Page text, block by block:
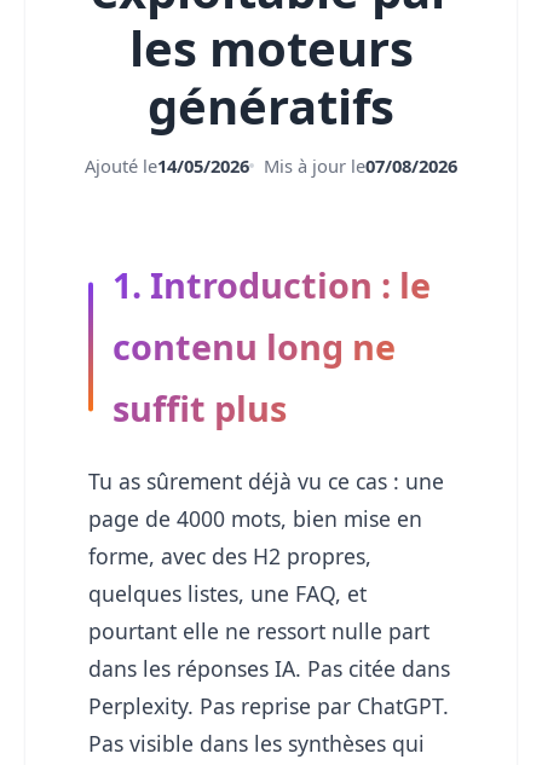
les moteurs
génératifs
Ajouté le14/05/2026 Mis à jour le07/08/2026
1. Introduction : le
contenu long ne
suffit plus
Tu as sûrement déjà vu ce cas : une
page de 4000 mots, bien mise en
forme, avec des H2 propres,
quelques listes, une FAQ, et
pourtant elle ne ressort nulle part
dans les réponses IA. Pas citée dans
Perplexity. Pas reprise par ChatGPT.
Pas visible dans les synthèses qui